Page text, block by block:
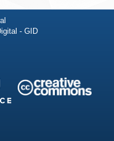
- GID